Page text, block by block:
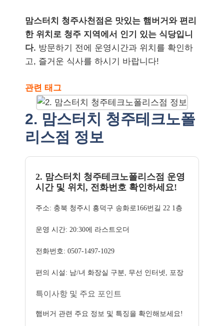
맘스터치 청주사천점은 맛있는 햄버거와 편리
한 위치로 청주 지역에서 인기 있는 식당입니
다. 방문하기 전에 운영시간과 위치를 확인하
고, 즐거운 식사를 하시기 바랍니다!
관련 태그
2. 맘스터치 청주테크노폴
리스점 정보
2. 맘스터치 청주테크노폴리스점 운영
시간 및 위치, 전화번호 확인하세요!
주소: 충북 청주시 흥덕구 송화로166번길 22 1층
운영 시간: 20:30에 라스트오더
전화번호: 0507-1497-1029
편의 시설: 남/녀 화장실 구분, 무선 인터넷, 포장
특이사항 및 주요 포인트
햄버거 관련 주요 정보 및 특징을 확인해보세요!